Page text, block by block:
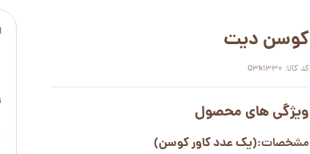
کوسن دیت
کد کالا: Q3k1330
ویژگی های محصول
مشخصات:(یک عدد کاور کوسن)